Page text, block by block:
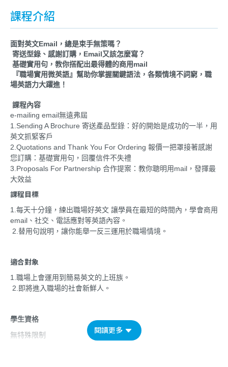
課程介紹
面對英文Email，總是束手無策嗎？
寄送型錄、感謝訂購，Email又該怎麼寫？
基礎實用句，教你搭配出最得體的商用mail
『職場實用微英語』幫助你掌握關鍵語法，各類情境不詞窮，職
場英語力大躍進！
課程內容
e-mailing email無遠弗屆
1.Sending A Brochure 寄送產品型錄 ： 好的開始是成功的一半 ， 用
英文抓緊客戶
2. Quotations and Thank You For Ordering 報價一把罩接著感謝
您訂購 ： 基礎實用句 ， 回覆信件不失禮
3. Proposals For Partnership 合作提案 ：教你聰明用mail ， 發揮最
大效益
課程目標
1.每天十分鐘，練出職場好英文 讓學員在最短的時間內，學會商用
email、社交、電話應對等英語內容。
2.替用句說明，讓你能舉一反三運用於職場情境。
適合對象
1.職場上會運用到簡易英文的上班族。
2.即將進入職場的社會新鮮人。
學生資格
無特殊限制
閱讀更多